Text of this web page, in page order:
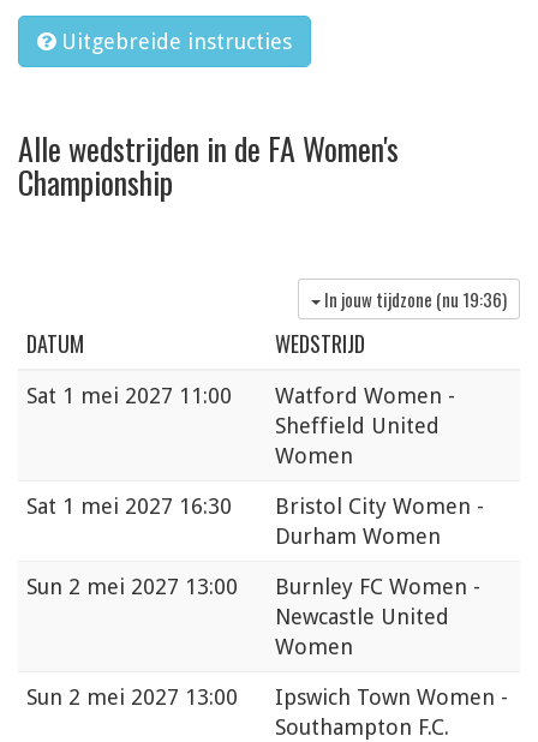
Uitgebreide instructies
Alle wedstrijden in de FA Women's
Championship
In jouw tijdzone (nu 19:36)
DATUM WEDSTRIJD
Sat 1 mei 2027 11:00
Watford Women -
Sheffield United
Women
Sat 1 mei 2027 16:30
Bristol City Women -
Durham Women
Sun 2 mei 2027 13:00
Burnley FC Women -
Newcastle United
Women
Sun 2 mei 2027 13:00
Ipswich Town Women -
Southampton F.C.